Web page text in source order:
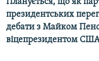
Планується, що як
президентських
дебати з Майком
віцепрезидентом